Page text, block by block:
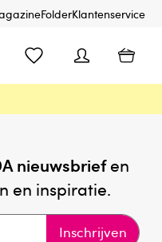
FolderKlantenservice
nieuwsbriefen
en inspiratie.
Inschrijven